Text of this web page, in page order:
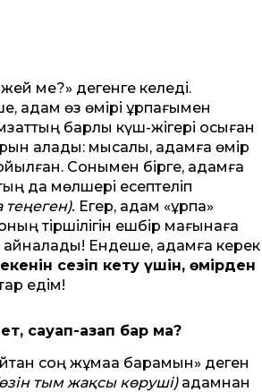
ме?» дегенге келеді.
адам өз өмірі ұрпағымен
барлық күш-жігері осыған
алады: мысалы, адамға өмір
Сонымен бірге, адамға
да мөлшері есептеліп
Егер, адам «ұрпақ»
тіршілігін ешбір мағынаға
айналады! Ендеше, адамға керек
сезіп кету үшін, өмірден
едім!
сауап-азап бар ма?
соң жұмаққа барамын» деген
тым жақсы көруші)адамнан